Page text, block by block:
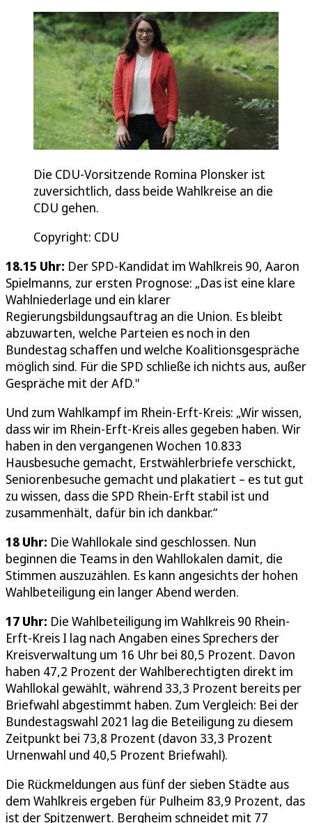
Die CDU-Vorsitzende Romina Plonsker ist
zuversichtlich, dass beide Wahlkreise an die
CDU gehen.
Copyright: CDU
18.15 Uhr: Der SPD-Kandidat im Wahlkreis 90, Aaron
Spielmanns, zur ersten Prognose: „Das ist eine klare
Wahlniederlage und ein klarer
Regierungsbildungsauftrag an die Union. Es bleibt
abzuwarten, welche Parteien es noch in den
Bundestag schaffen und welche Koalitionsgespräche
möglich sind. Für die SPD schließe ich nichts aus, außer
Gespräche mit der AfD."
Und zum Wahlkampf im Rhein-Erft-Kreis: „Wir wissen,
dass wir im Rhein-Erft-Kreis alles gegeben haben. Wir
haben in den vergangenen Wochen 10.833
Hausbesuche gemacht, Erstwählerbriefe verschickt,
Seniorenbesuche gemacht und plakatiert – es tut gut
zu wissen, dass die SPD Rhein-Erft stabil ist und
zusammenhält, dafür bin ich dankbar.“
18 Uhr: Die Wahllokale sind geschlossen. Nun
beginnen die Teams in den Wahllokalen damit, die
Stimmen auszuzählen. Es kann angesichts der hohen
Wahlbeteiligung ein langer Abend werden.
17 Uhr: Die Wahlbeteiligung im Wahlkreis 90 Rhein-
Erft-Kreis I lag nach Angaben eines Sprechers der
Kreisverwaltung um 16 Uhr bei 80,5 Prozent. Davon
haben 47,2 Prozent der Wahlberechtigten direkt im
Wahllokal gewählt, während 33,3 Prozent bereits per
Briefwahl abgestimmt haben. Zum Vergleich: Bei der
Bundestagswahl 2021 lag die Beteiligung zu diesem
Zeitpunkt bei 73,8 Prozent (davon 33,3 Prozent
Urnenwahl und 40,5 Prozent Briefwahl).
Die Rückmeldungen aus fünf der sieben Städte aus
dem Wahlkreis ergeben für Pulheim 83,9 Prozent, das
ist der Spitzenwert. Bergheim schneidet mit 77